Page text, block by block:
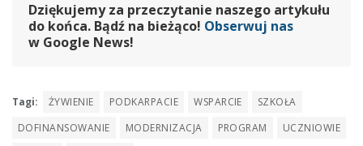
Dziękujemy za przeczytanie naszego artykułu
do końca. Bądź na bieżąco! Obserwuj nas
w Google News!
Tagi: ŻYWIENIE PODKARPACIE WSPARCIE
SZKOŁA
DOFINANSOWANIE
MODERNIZACJA PROGRAM
UCZNIOWIE